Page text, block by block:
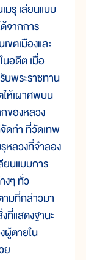
รุ เลียนแบบ
จากการ
ขตเมืองและ
นอดีต เมื่อ
บพระราชทาน
ห้เผาศพบน
ของหลวง
ดทำ ที่วัดเทพ
หลวงที่จำลอง
ยนแบบการ
งๆ ทั่ว
ามที่กล่าวมา
ที่แสดงฐานะ
ผู้ตายใน
ย